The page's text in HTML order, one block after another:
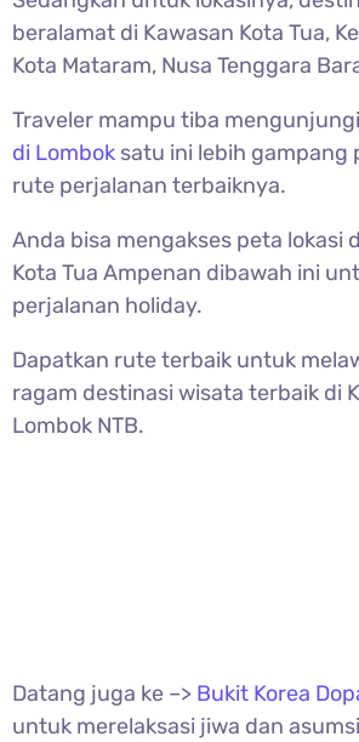
beralamat di Kawasan Kota Tua,
Kota Mataram, Nusa Tenggara
Traveler mampu tiba mengunjungi
di Lombok satu ini lebih gampang
rute perjalanan terbaiknya.
Anda bisa mengakses peta lokasi
Kota Tua Ampenan dibawah ini
perjalanan holiday.
Dapatkan rute terbaik untuk
ragam destinasi wisata terbaik di
Lombok NTB.
Datang juga ke –> Bukit Korea
untuk merelaksasi jiwa dan